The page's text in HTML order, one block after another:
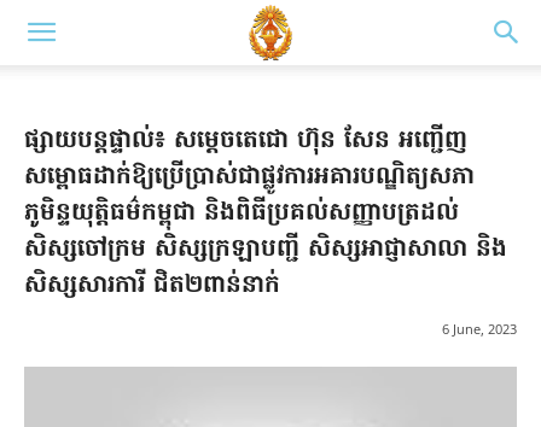
ផ្សាយបន្តផ្ទាល់៖ សម្ដេចតេជោ ហ៊ុន សែន អញ្ជើញ
សម្ពោធដាក់ឱ្យប្រើប្រាស់ជាផ្លូវការអគារបណ្ឌិត្យសភា
ភូមិន្ទយុត្តិធម៌កម្ពុជា និងពិធីប្រគល់សញ្ញាបត្រដល់
សិស្សចៅក្រម សិស្សក្រឡាបញ្ជី សិស្សអាជ្ញាសាលា និង
សិស្សសារការី ជិត២ពាន់នាក់
6 June, 2023